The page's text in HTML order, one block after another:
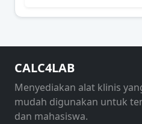
CALC4LAB
Menyediakan alat klinis
mudah digunakan untuk
dan mahasiswa.